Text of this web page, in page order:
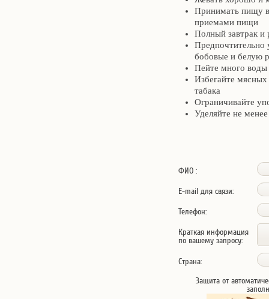
Принимать пищу в
приемами пищи
Полный завтрак и
Предпочтительно
бобовые и белую
Пейте много воды
Избегайте мясных
табака
Ограничивайте
Уделяйте не
ФИО :
E-mail для связи:
Телефон:
Краткая информация
по вашему запросу:
Страна:
Защита от